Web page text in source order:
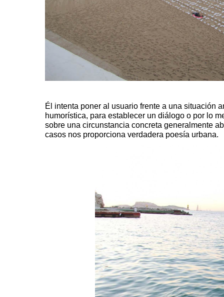
Él intenta poner al usuario frente a una situación
humorística, para establecer un diálogo o por lo
sobre una circunstancia concreta generalmente
casos nos proporciona verdadera poesía urbana.